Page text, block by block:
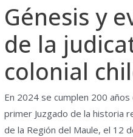
Génesis y
de la
colonial
En 2024 se cumplen 200
primer Juzgado de la historia
de la Región del Maule, el 12